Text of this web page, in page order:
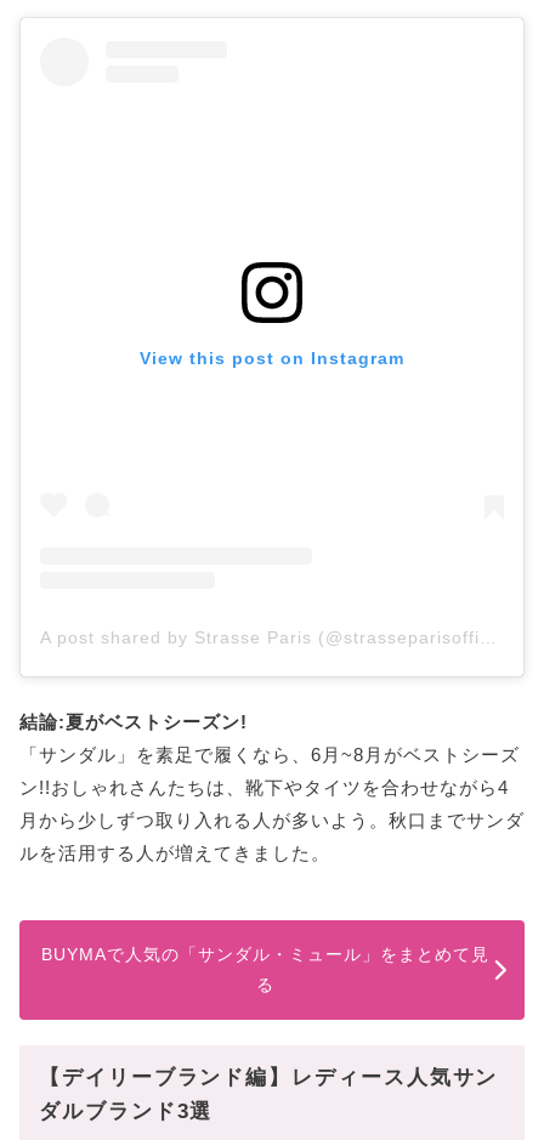
View this post on Instagram
結論:夏がベストシーズン!
「サンダル」を素足で履くなら、6月~8月がベストシーズ
ン!!おしゃれさんたちは、靴下やタイツを合わせながら4
月から少しずつ取り入れる人が多いよう。秋口までサンダ
ルを活用する人が増えてきました。
BUYMAで人気の「サンダル・ミュール」をまとめて見
る
【デイリーブランド編】レディース人気サン
ダルブランド3選